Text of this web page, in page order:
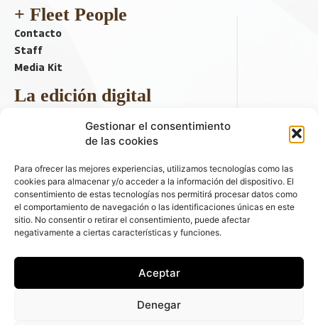
Gestionar el consentimiento
de las cookies
Para ofrecer las mejores experiencias, utilizamos tecnologías como las
cookies para almacenar y/o acceder a la información del dispositivo. El
consentimiento de estas tecnologías nos permitirá procesar datos como
el comportamiento de navegación o las identificaciones únicas en este
sitio. No consentir o retirar el consentimiento, puede afectar
negativamente a ciertas características y funciones.
Aceptar
Denegar
+ Fleet People
Contacto
Staff
Media Kit
La edición digital
Descargar último ejemplar
ir a hemeroteca
+ Contenido en redes sociales
automóviles - C/ Fernández de la Hoz 70, 1ºB - 28003 - Madrid